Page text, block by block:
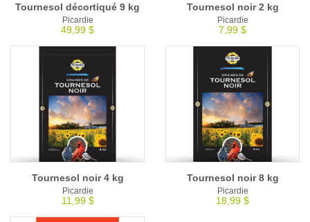
Tournesol décortiqué 9 kg
Picardie
49,99 $
Tournesol noir 2 kg
Picardie
7,99 $
Tournesol noir 4 kg
Picardie
11,99 $
Tournesol noir 8 kg
Picardie
18,99 $